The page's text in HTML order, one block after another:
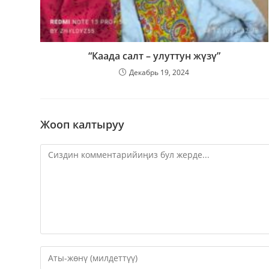
“Каада салт – улуттун жүзү”
Декабрь 19, 2024
Жооп калтыруу